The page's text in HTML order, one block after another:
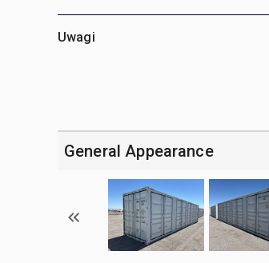
Uwagi
General Appearance